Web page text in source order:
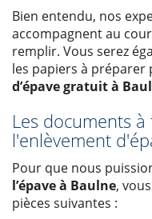
Bien entendu, nos
accompagnent au
remplir. Vous serez
les papiers à préparer
d’épave gratuit à
Les documents
l'enlèvement
Pour que nous
l’épave à Baulne,
pièces suivantes :